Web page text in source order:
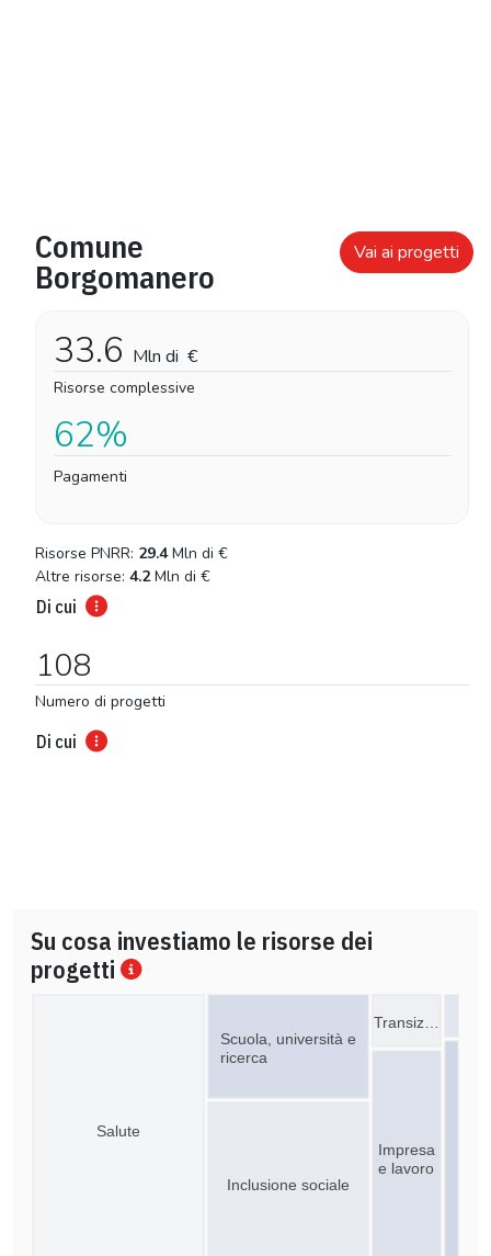
Comune
Borgomanero
Vai ai progetti
33.6 Mln di €
Risorse complessive
62%
Pagamenti
Risorse PNRR: 29.4 Mln di €
Altre risorse: 4.2 Mln di €
Di cui
108
Numero di progetti
Di cui
Su cosa investiamo le risorse dei
progetti
Scuola, università e
ricerca
Impresa
e lavoro
Inclusione sociale
Transiz…
Salute